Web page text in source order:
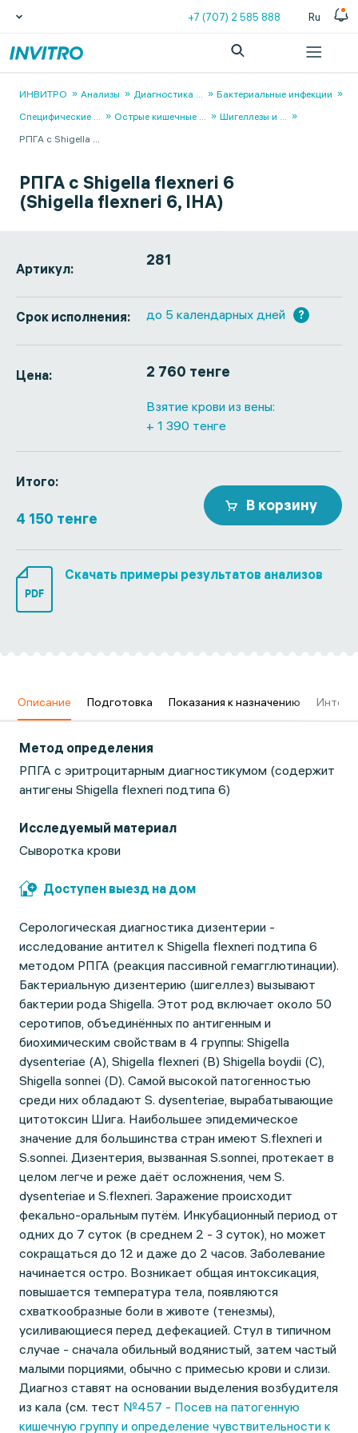
+7 (707) 2 585 888 Ru
ИНВИТРО Анализы Диагностика ...
Бактериальные инфекции
Специфические ... Острые кишечные ... Шигеллезы и ...
РПГА с Shigella ...
РПГА с Shigella flexneri 6
(Shigella flexneri 6, IHA)
Артикул: 281
Срок исполнения: до 5 календарных дней ?
Цена: 2 760 тенге
Взятие крови из вены:
+ 1 390 тенге
Итого:
4 150 тенге
В корзину
PDF
Скачать примеры результатов анализов
Описание Подготовка Показания к назначению
Метод определения
РПГА с эритроцитарным диагностикумом (содержит
антигены Shigella flexneri подтипа 6)
Исследуемый материал
Сыворотка крови
Доступен выезд на дом
Серологическая диагностика дизентерии -
исследование антител к Shigella flexneri подтипа 6
методом РПГА (реакция пассивной гемагглютинации).
Бактериальную дизентерию (шигеллез) вызывают
бактерии рода Shigella. Этот род включает около 50
серотипов, объединённых по антигенным и
биохимическим свойствам в 4 группы: Shigella
dysenteriae (A), Shigella flexneri (B) Shigella boydii (C),
Shigella sonnei (D). Самой высокой патогенностью
среди них обладают S. dysenteriae, вырабатывающие
цитотоксин Шига. Наибольшее эпидемическое
значение для большинства стран имеют S.flexneri и
S.sonnei. Дизентерия, вызванная S.sonnei, протекает в
целом легче и реже даёт осложнения, чем S.
dysenteriae и S.flexneri. Заражение происходит
фекально-оральным путём. Инкубационный период от
одних до 7 суток (в среднем 2 - 3 суток), но может
сокращаться до 12 и даже до 2 часов. Заболевание
начинается остро. Возникает общая интоксикация,
повышается температура тела, появляются
схваткообразные боли в животе (тенезмы),
усиливающиеся перед дефекацией. Стул в типичном
случае - сначала обильный водянистый, затем частый
малыми порциями, обычно с примесью крови и слизи.
Диагноз ставят на основании выделения возбудителя
из кала (см. тест №457 - Посев на патогенную
кишечную группу и определение чувствительности к